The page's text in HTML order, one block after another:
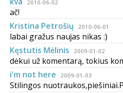
2010-06-02
ač!
Kristina Petrošių
2010-06-01
labai gražus naujas nikas :)
Kęstutis Mėlinis
2009-01-02
dėkui už komentarą, tokius
i'm not here
2009-01-03
Stilingos